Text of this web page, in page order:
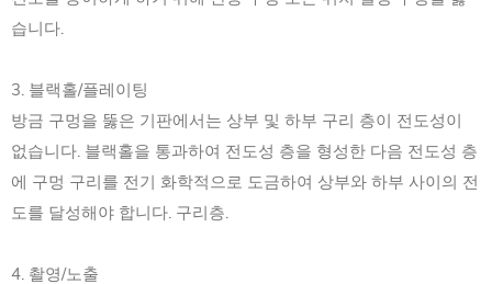
습니다.
3. 블랙홀/플레이팅
방금 구멍을 뚫은 기판에서는 상부 및 하부 구리 층이 전도성이
없습니다. 블랙홀을 통과하여 전도성 층을 형성한 다음 전도성 층
에 구멍 구리를 전기 화학적으로 도금하여 상부와 하부 사이의 전
도를 달성해야 합니다. 구리층.
4. 촬영/노출